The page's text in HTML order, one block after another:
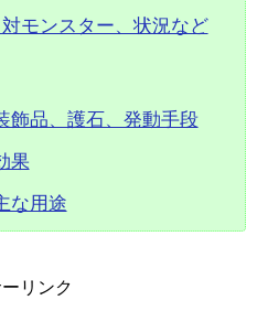
モンスター、状況など
飾品、護石、発動手段
果
な用途
リンク